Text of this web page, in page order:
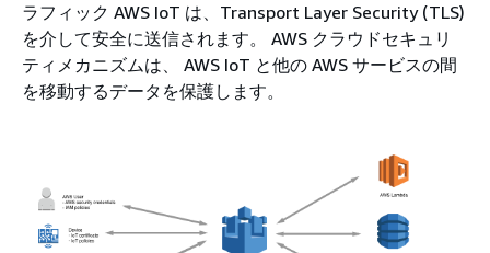
ラフィック AWS IoT は、Transport Layer Security (TLS)
を介して安全に送信されます。 AWS クラウドセキュリ
ティメカニズムは、 AWS IoT と他の AWS サービスの間
を移動するデータを保護します。